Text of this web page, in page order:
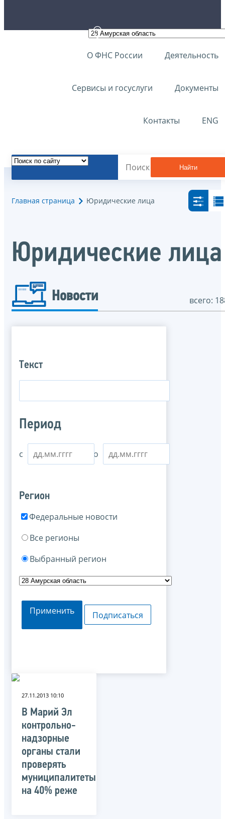
О ФНС России Деятельность
Сервисы и госуслуги Документы
Контакты ENG
Найти
Главная страница Юридические лица
Юридические лица
Новости всего:
Текст
Период
с по
Регион
Федеральные новости
Все регионы
Выбранный регион
Применить Подписаться
27.11.2013 10:10
В Марий Эл
контрольно-
надзорные
органы стали
проверять
муниципалитеты
на 40% реже